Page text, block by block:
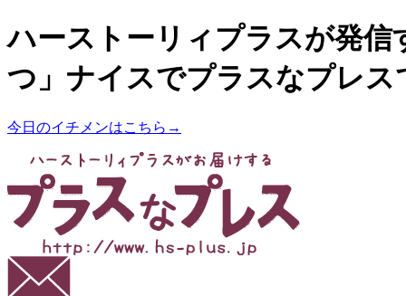
ハーストーリィプラスが発信
つ」ナイスでプラスなプレス
今日のイチメンはこちら→